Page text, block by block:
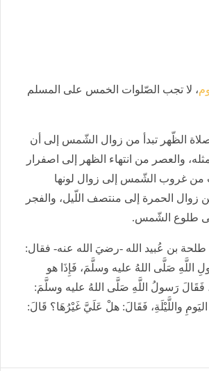
، لا تجب الصّلوات الخمس على المسلم
الظّهر تبدأ من زوال الشّمس إلى أن
والعصر من انتهاء الظهر إلى اصفرار
من غروب الشّمس إلى زوال لونها
زوال الحمرة إلى منتصف اللّيل، والفجر
طلوع الشّمس.
بن عُبيد الله -رضيَ الله عنه- فقال:
اللَّهِ صَلَّى اللهُ عليه وسلَّمَ، فَإِذَا هو
فَقَالَ رَسولُ اللَّهِ صَلَّى اللهُ عليه وسلَّمَ:
واللَّيْلَةِ، فَقَالَ: هلْ عَلَيَّ غَيْرُهَا؟ قَالَ: